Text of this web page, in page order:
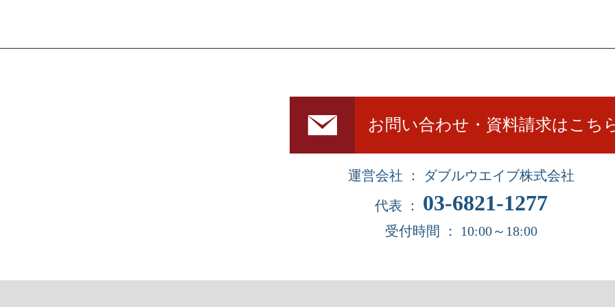
お問い合わせ・資料請求はこち
運営会社 ： ダブルウエイブ株式会社
代表 ： 03-6821-1277
受付時間 ： 10:00～18:00